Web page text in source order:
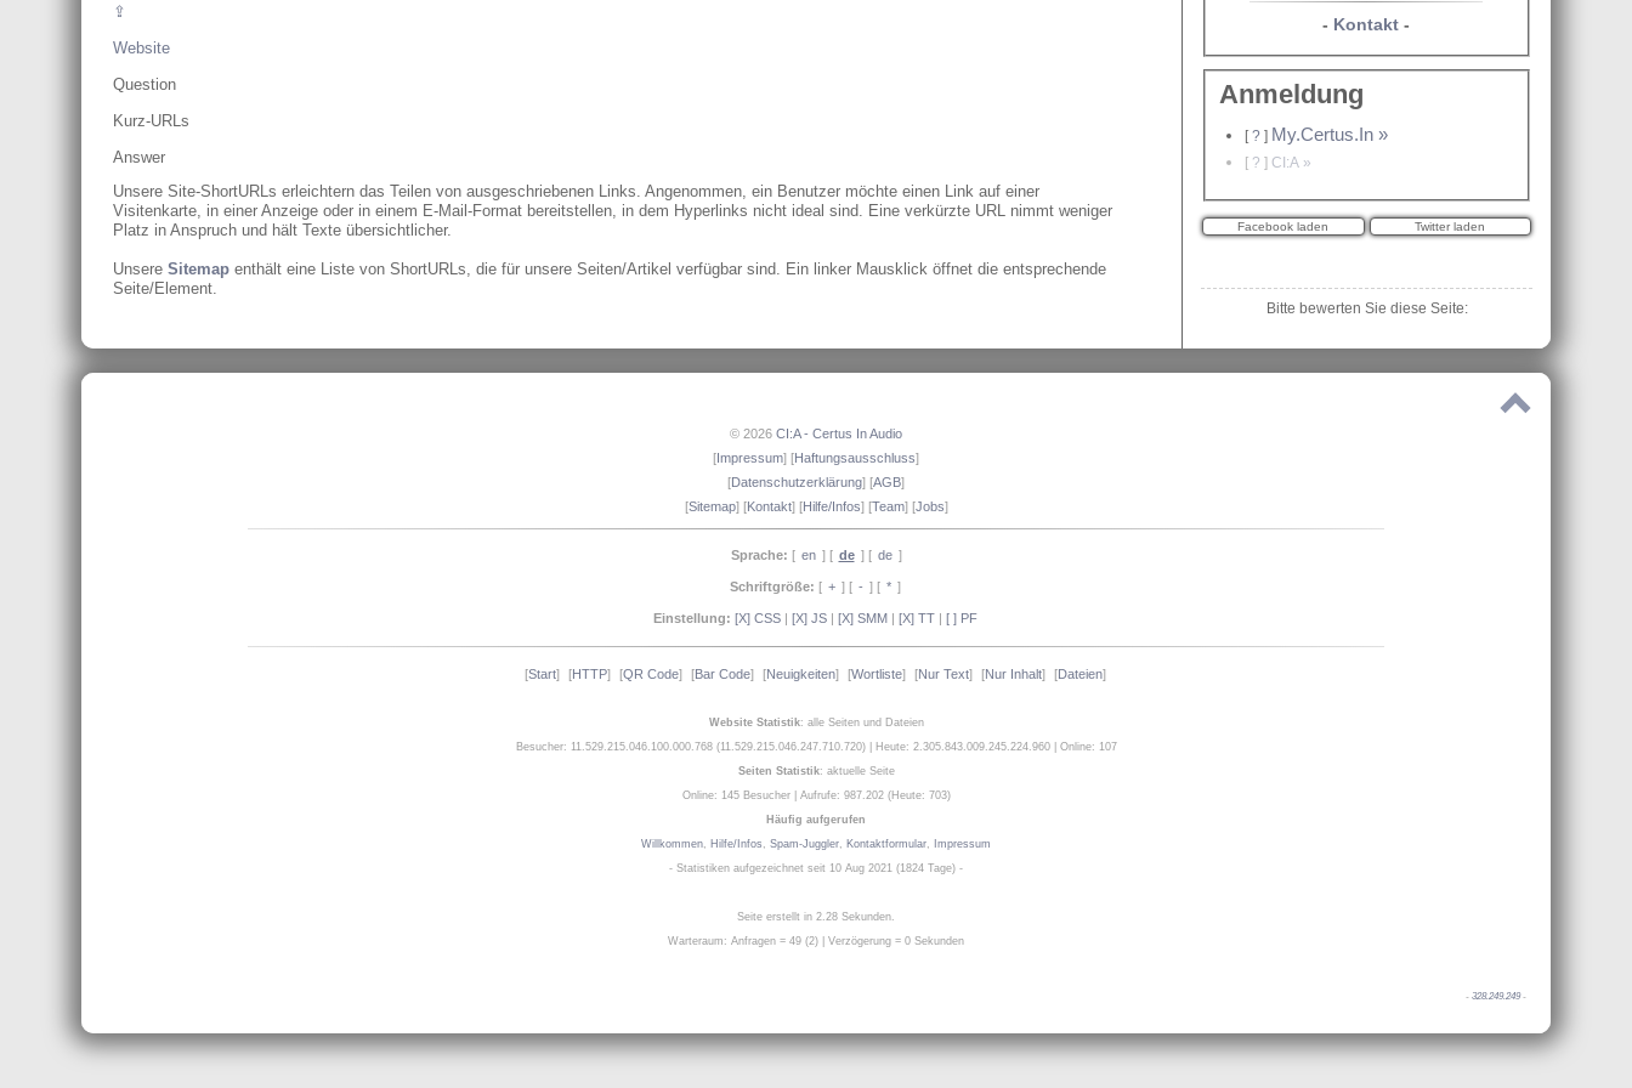
⇪
Website
Question
Kurz-URLs
Answer
Unsere Site-ShortURLs erleichtern das Teilen von ausgeschriebenen Links. Angenommen, ein Benutzer möchte einen Link auf einer
Visitenkarte, in einer Anzeige oder in einem E-Mail-Format bereitstellen, in dem Hyperlinks nicht ideal sind. Eine verkürzte URL nimmt weniger
Platz in Anspruch und hält Texte übersichtlicher.
UnsereSitemap enthält eine Liste von ShortURLs, die für unsere Seiten/Artikel verfügbar sind. Ein linker Mausklick öffnet die entsprechende
Seite/Element.
- Kontakt-
Anmeldung
[? ] My.Certus.In »
[? ] CI:A »
Bitte bewerten Sie diese Seite:
© 2026 CI:A - Certus In Audio
[Impressum] [Haftungsausschluss]
[Datenschutzerklärung] [AGB]
[Sitemap] [Kontakt] [Hilfe/Infos] [Team] [Jobs]
Sprache: [ en ] [ de ] [ de ]
Schriftgröße: [ + ] [ - ] [ * ]
Einstellung: [X] CSS | [X] JS | [X] SMM | [X] TT | [ ] PF
[Start] [HTTP] [QR Code] [Bar Code] [Neuigkeiten] [Wortliste] [Nur Text] [Nur Inhalt] [Dateien]
Website Statistik: alle Seiten und Dateien
Besucher: 11.529.215.046.100.000.768 (11.529.215.046.247.710.720)| Heute: 2.305.843.009.245.224.960| Online: 107
Seiten Statistik: aktuelle Seite
Online: 145 Besucher| Aufrufe: 987.202 (Heute: 703)
Häufig aufgerufen
Willkommen, Hilfe/Infos , Spam-Juggler, Kontaktformular,
Impressum
- Statistiken aufgezeichnet seit 10 Aug 2021 (1824 Tage) -
Seite erstellt in 2.28 Sekunden.
Warteraum: Anfragen = 49 (2) | Verzögerung = 0 Sekunden
- 328.249.249-